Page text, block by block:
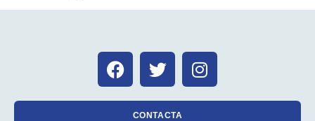
CONTACTA